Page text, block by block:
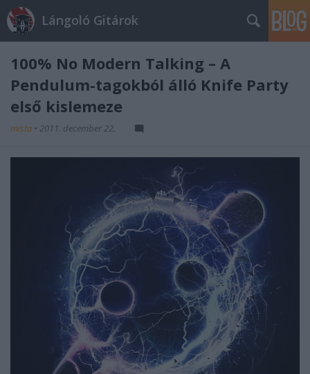
Lángoló Gitárok
100% No Modern Talking – A
Pendulum-tagokból álló Knife Party
első kislemeze
mista • 2011. december 22.